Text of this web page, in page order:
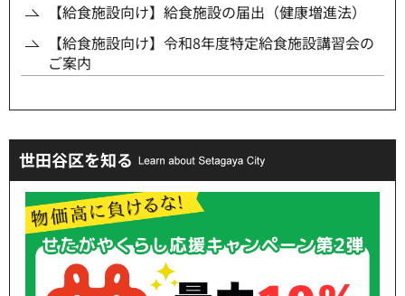
【給食施設向け】給食施設の届出（健康増進法）
【給食施設向け】令和8年度特定給食施設講習会の
ご案内
世田谷区を知る